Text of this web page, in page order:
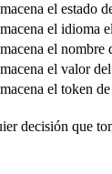
el estado
el idioma
el nombre
el valor
el token
decisión que